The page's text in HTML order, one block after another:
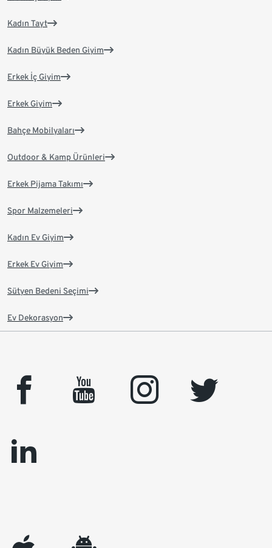
Kadın Tayt
Kadın Büyük Beden Giyim
Erkek İç Giyim
Erkek Giyim
Bahçe Mobilyaları
Outdoor & Kamp Ürünleri
Erkek Pijama Takımı
Spor Malzemeleri
Kadın Ev Giyim
Erkek Ev Giyim
Sütyen Bedeni Seçimi
Ev Dekorasyon
facebook youtube instagram
twitter
linkedin